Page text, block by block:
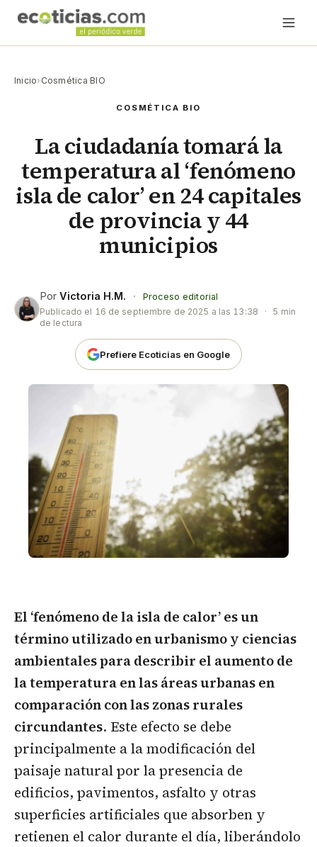
Inicio› Cosmética BIO
COSMÉTICA BIO
La ciudadanía tomará la
temperatura al ‘fenómeno
isla de calor’ en 24 capitales
de provincia y 44
municipios
Por Victoria H.M. ·
Proceso editorial
Publicado el 16 de septiembre de 2025 a las 13:38 ·
5 min
de lectura
Prefiere Ecoticias en Google
El ‘fenómeno de la isla de calor’es un
término utilizado en urbanismo y ciencias
ambientales para describir el aumento de
la temperatura en las áreas urbanas en
comparación con las zonas rurales
circundantes. Este efecto se debe
principalmente a la modificación del
paisaje natural por la presencia de
edificios, pavimentos, asfalto y otras
superficies artificiales que absorben y
retienen el calor durante el día, liberándolo